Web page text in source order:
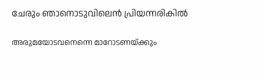
ചേരും ഞാനൊടുവിലെൻ പ്രിയന്നരികിൽ
അരുമയോടവനെന്നെ മാറോടണയ്ക്കും